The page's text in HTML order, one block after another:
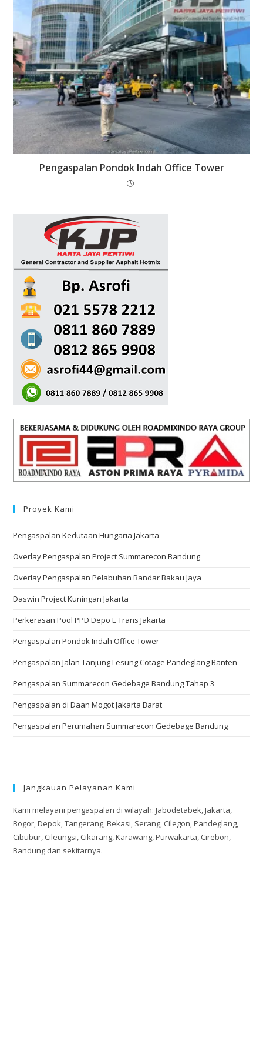
Pengaspalan Pondok Indah Office Tower
Proyek Kami
Pengaspalan Kedutaan Hungaria Jakarta
Overlay Pengaspalan Project Summarecon Bandung
Overlay Pengaspalan Pelabuhan Bandar Bakau Jaya
Daswin Project Kuningan Jakarta
Perkerasan Pool PPD Depo E Trans Jakarta
Pengaspalan Pondok Indah Office Tower
Pengaspalan Jalan Tanjung Lesung Cotage Pandeglang Banten
Pengaspalan Summarecon Gedebage Bandung Tahap 3
Pengaspalan di Daan Mogot Jakarta Barat
Pengaspalan Perumahan Summarecon Gedebage Bandung
Jangkauan Pelayanan Kami
Kami melayani pengaspalan di wilayah: Jabodetabek, Jakarta,
Bogor, Depok, Tangerang, Bekasi, Serang, Cilegon, Pandeglang,
Cibubur, Cileungsi, Cikarang, Karawang, Purwakarta, Cirebon,
Bandung dan sekitarnya.